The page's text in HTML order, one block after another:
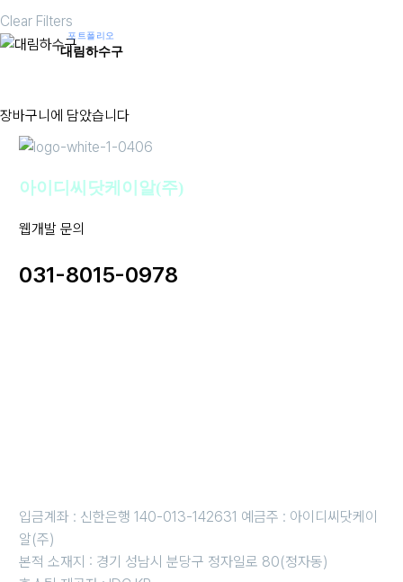
Clear Filters
하
포트폴리오
대림하수구
장바구니에 담았습니다
아이디씨닷케이알(주)
웹개발 문의
031-8015-0978
입금계좌 : 신한은행 140-013-142631 예금주 : 아이디씨닷케이
알(주)
본적 소재지 : 경기 성남시 분당구 정자일로 80(정자동)